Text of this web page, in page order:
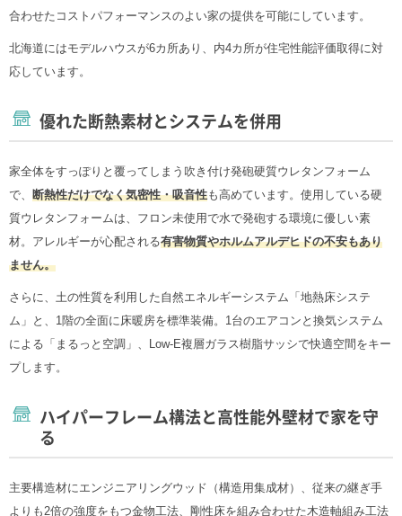
合わせたコストパフォーマンスのよい家の提供を可能にしています。
北海道にはモデルハウスが6カ所あり、内4カ所が住宅性能評価取得に対
応しています。
優れた断熱素材とシステムを併用
家全体をすっぽりと覆ってしまう吹き付け発砲硬質ウレタンフォーム
で、 断熱性だけでなく気密性・吸音性も高めています。使用している硬
質ウレタンフォームは、フロン未使用で水で発砲する環境に優しい素
材。アレルギーが心配される有害物質やホルムアルデヒドの不安もあり
ません。
さらに、土の性質を利用した自然エネルギーシステム「地熱床システ
ム」と、1階の全面に床暖房を標準装備。1台のエアコンと換気システム
による「まるっと空調」、Low-E複層ガラス樹脂サッシで快適空間をキー
プします。
ハイパーフレーム構法と高性能外壁材で家を守
る
主要構造材にエンジニアリングウッド（構造用集成材）、従来の継ぎ手
よりも2倍の強度をもつ金物工法、剛性床を組み合わせた木造軸組み工法